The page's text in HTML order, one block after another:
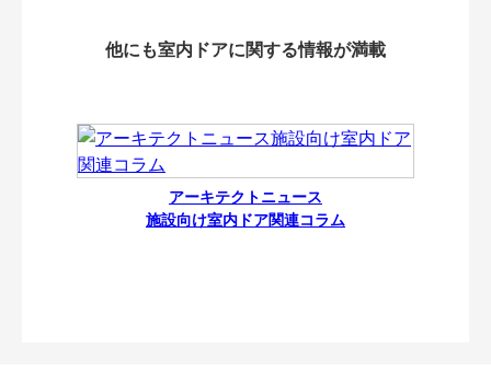
他にも室内ドアに関する情報が満載
アーキテクトニュース
施設向け室内ドア関連コラム